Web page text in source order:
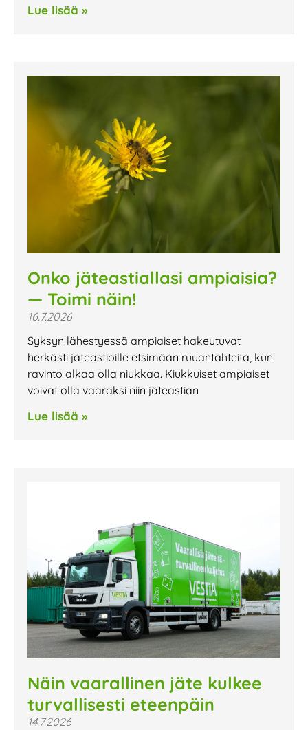
Lue lisää »
Onko jäteastiallasi ampiaisia?
— Toimi näin!
16.7.2026
Syksyn lähestyessä ampiaiset hakeutuvat
herkästi jäteastioille etsimään ruuantähteitä, kun
ravinto alkaa olla niukkaa. Kiukkuiset ampiaiset
voivat olla vaaraksi niin jäteastian
Lue lisää »
Näin vaarallinen jäte kulkee
turvallisesti eteenpäin
14.7.2026